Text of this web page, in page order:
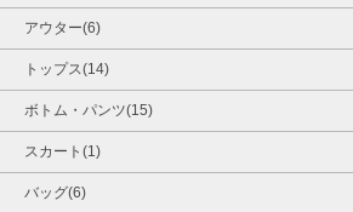
アウター(6)
トップス(14)
ボトム・パンツ(15)
スカート(1)
バッグ(6)